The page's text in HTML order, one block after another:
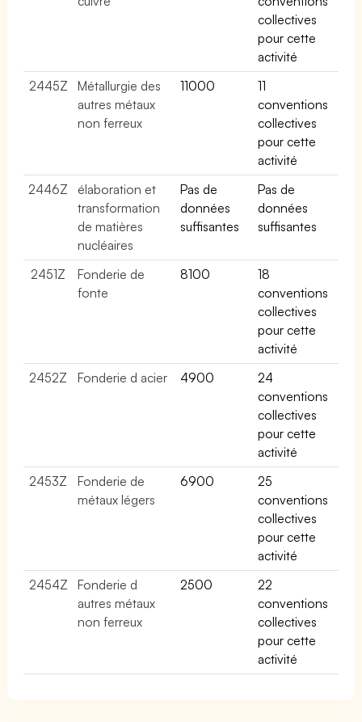
collectives
pour cette
activité
2445Z
Métallurgie des
autres métaux
non ferreux
11000
11
conventions
collectives
pour cette
activité
2446Z
élaboration et
transformation
de matières
nucléaires
Pas de
données
suffisantes
Pas de
données
suffisantes
2451Z
Fonderie de
fonte
8100
18
conventions
collectives
pour cette
activité
2452Z
Fonderie d acier 4900
24
conventions
collectives
pour cette
activité
2453Z
Fonderie de
métaux légers
6900
25
conventions
collectives
pour cette
activité
2454Z
Fonderie d
autres métaux
non ferreux
2500
22
conventions
collectives
pour cette
activité